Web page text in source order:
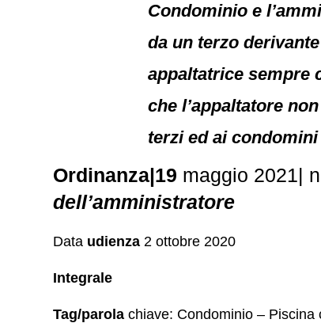
Condominio e
da un terzo
appaltatrice sempre
che l’appaltatore
terzi ed ai
Ordinanza|19 maggio 2021|
dell’amministratore
Data udienza 2 ottobre 2020
Integrale
Tag/parola chiave: Condominio –